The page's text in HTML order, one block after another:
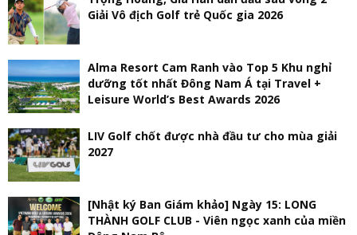
Giải Vô địch Golf trẻ Quốc gia 2026
Alma Resort Cam Ranh vào Top 5 Khu nghỉ
dưỡng tốt nhất Đông Nam Á tại Travel +
Leisure World’s Best Awards 2026
LIV Golf chốt được nhà đầu tư cho mùa giải
2027
[Nhật ký Ban Giám khảo] Ngày 15: LONG
THÀNH GOLF CLUB - Viên ngọc xanh của miền